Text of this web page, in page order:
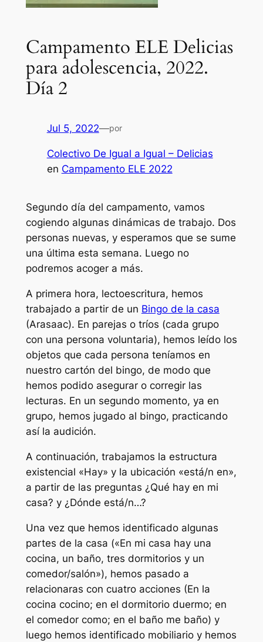
Campamento ELE Delicias
para adolescencia, 2022.
Día 2
Jul 5, 2022—por
Colectivo De Igual a Igual – Delicias
en Campamento ELE 2022
Segundo día del campamento, vamos
cogiendo algunas dinámicas de trabajo. Dos
personas nuevas, y esperamos que se sume
una última esta semana. Luego no
podremos acoger a más.
A primera hora, lectoescritura, hemos
trabajado a partir de un Bingo de la casa
(Arasaac). En parejas o tríos (cada grupo
con una persona voluntaria), hemos leído los
objetos que cada persona teníamos en
nuestro cartón del bingo, de modo que
hemos podido asegurar o corregir las
lecturas. En un segundo momento, ya en
grupo, hemos jugado al bingo, practicando
así la audición.
A continuación, trabajamos la estructura
existencial «Hay» y la ubicación «está/n en»,
a partir de las preguntas ¿Qué hay en mi
casa? y ¿Dónde está/n…?
Una vez que hemos identificado algunas
partes de la casa («En mi casa hay una
cocina, un baño, tres dormitorios y un
comedor/salón»), hemos pasado a
relacionaras con cuatro acciones (En la
cocina cocino; en el dormitorio duermo; en
el comedor como; en el baño me baño) y
luego hemos identificado mobiliario y hemos